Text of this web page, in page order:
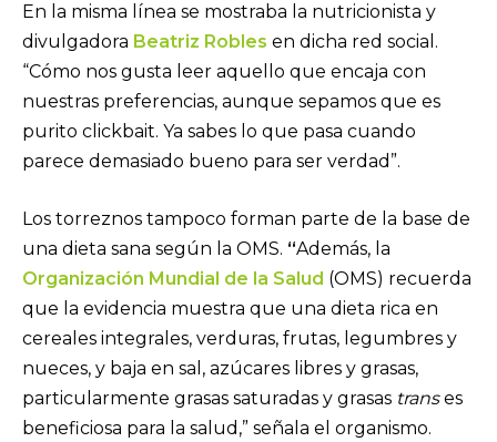
En la misma línea se mostraba la nutricionista y
divulgadora Beatriz Robles en dicha red social.
“Cómo nos gusta leer aquello que encaja con
nuestras preferencias, aunque sepamos que es
purito clickbait. Ya sabes lo que pasa cuando
parece demasiado bueno para ser verdad”.
Los torreznos tampoco forman parte de la base de
una dieta sana según la OMS. “Además, la
Organización Mundial de la Salud (OMS) recuerda
que la evidencia muestra que una dieta rica en
cereales integrales, verduras, frutas, legumbres y
nueces, y baja en sal, azúcares libres y grasas,
particularmente grasas saturadas y grasas transes
beneficiosa para la salud,” señala el organismo.